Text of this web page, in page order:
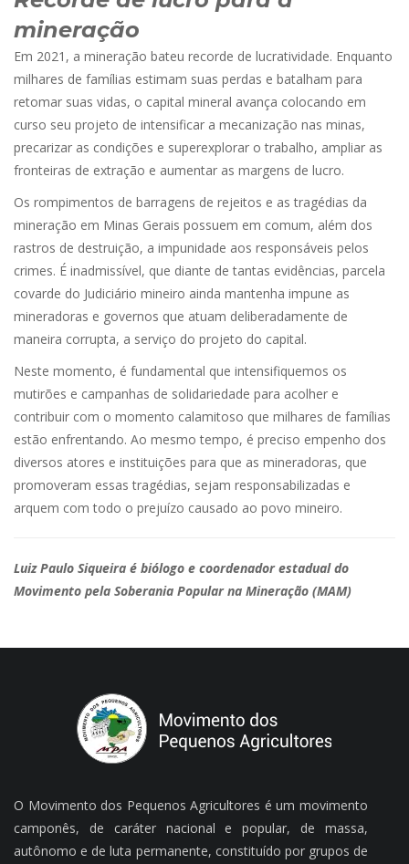
mineração
Em 2021, a mineração bateu recorde de lucratividade. Enquanto
milhares de famílias estimam suas perdas e batalham para
retomar suas vidas, o capital mineral avança colocando em
curso seu projeto de intensificar a mecanização nas minas,
precarizar as condições e superexplorar o trabalho, ampliar as
fronteiras de extração e aumentar as margens de lucro.
Os rompimentos de barragens de rejeitos e as tragédias da
mineração em Minas Gerais possuem em comum, além dos
rastros de destruição, a impunidade aos responsáveis pelos
crimes. É inadmissível, que diante de tantas evidências, parcela
covarde do Judiciário mineiro ainda mantenha impune as
mineradoras e governos que atuam deliberadamente de
maneira corrupta, a serviço do projeto do capital.
Neste momento, é fundamental que intensifiquemos os
mutirões e campanhas de solidariedade para acolher e
contribuir com o momento calamitoso que milhares de famílias
estão enfrentando. Ao mesmo tempo, é preciso empenho dos
diversos atores e instituições para que as mineradoras, que
promoveram essas tragédias, sejam responsabilizadas e
arquem com todo o prejuízo causado ao povo mineiro.
Luiz Paulo Siqueira é biólogo e coordenador estadual do
Movimento pela Soberania Popular na Mineração (MAM)
O Movimento dos Pequenos Agricultores é um movimento
camponês, de caráter nacional e popular, de massa,
autônomo e de luta permanente, constituído por grupos de